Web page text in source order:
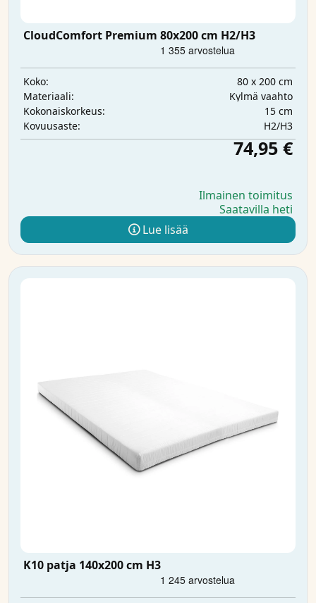
CloudComfort Premium 80x200 cm H2/H3
Koko:
80 x 200 cm
Materiaali:
Kylmä vaahto
Kokonaiskorkeus:
15 cm
Kovuusaste:
H2/H3
74,95 €
Ilmainen toimitus
Saatavilla heti
Lue lisää
K10 patja 140x200 cm H3